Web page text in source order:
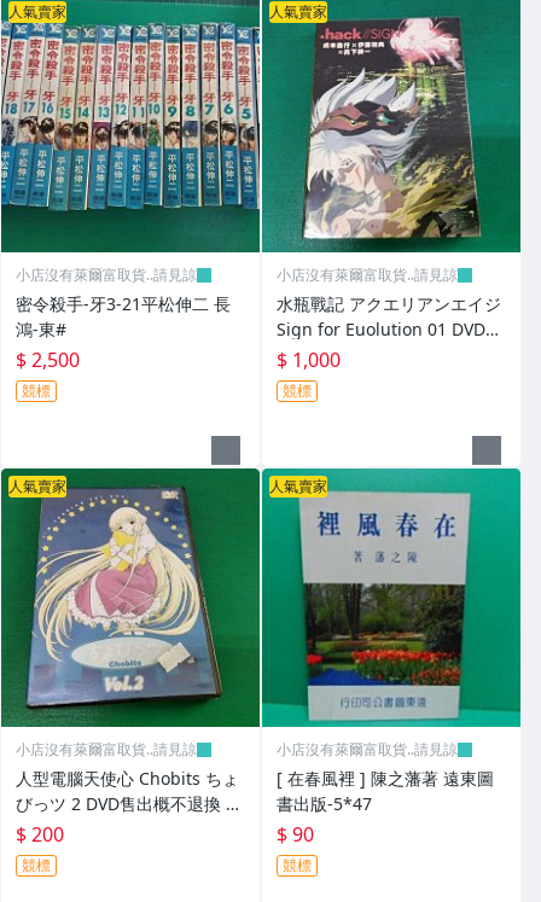
人氣賣家
小店沒有萊爾富取貨..請見諒
密令殺手-牙3-21平松伸二 長
鴻-東#
$ 2,500
競標
人氣賣家
小店沒有萊爾富取貨..請見諒
水瓶戰記 アクエリアンエイジ
Sign for Euolution 01 DVD售
出概不退換
$ 1,000
競標
人氣賣家
小店沒有萊爾富取貨..請見諒
人型電腦天使心 Chobits ちょ
びっツ 2 DVD售出概不退換 未
拆封
$ 200
競標
人氣賣家
小店沒有萊爾富取貨..請見諒
[ 在春風裡 ] 陳之藩著 遠東圖
書出版-5*47
$ 90
競標